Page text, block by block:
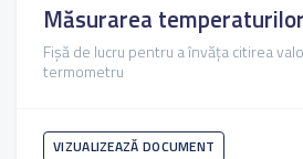
Măsurarea temperaturilor
Fișă de lucru pentru a învăța citirea
termometru
VIZUALIZEAZĂ DOCUMENT